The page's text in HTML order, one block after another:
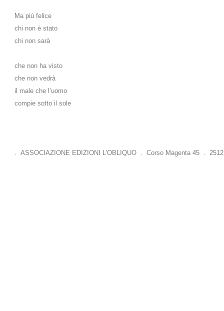
Ma più felice
chi non è stato
chi non sarà
che non ha visto
che non vedrà
il male che l’uomo
compie sotto il sole
. ASSOCIAZIONE EDIZIONI L'OBLIQUO . Corso Magenta 45 .